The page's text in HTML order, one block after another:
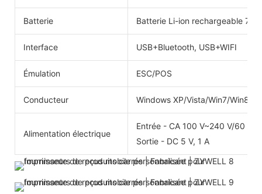
Batterie Batterie Li-ion rechargeable 7,4
Interface USB+Bluetooth, USB+WIFI
Émulation ESC/POS
Conducteur Windows XP/Vista/Win7/Win8/
Alimentation électrique
Entrée - CA 100 V~240 V/60 Hz
Sortie - DC 5 V, 1 A